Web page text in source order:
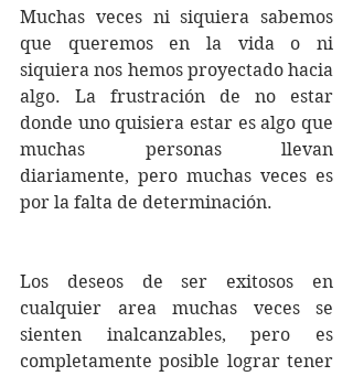
Muchas veces ni siquiera sabemos
que queremos en la vida o ni
siquiera nos hemos proyectado hacia
algo. La frustración de no estar
donde uno quisiera estar es algo que
muchas personas llevan
diariamente, pero muchas veces es
por la falta de determinación.
Los deseos de ser exitosos en
cualquier area muchas veces se
sienten inalcanzables, pero es
completamente posible lograr tener